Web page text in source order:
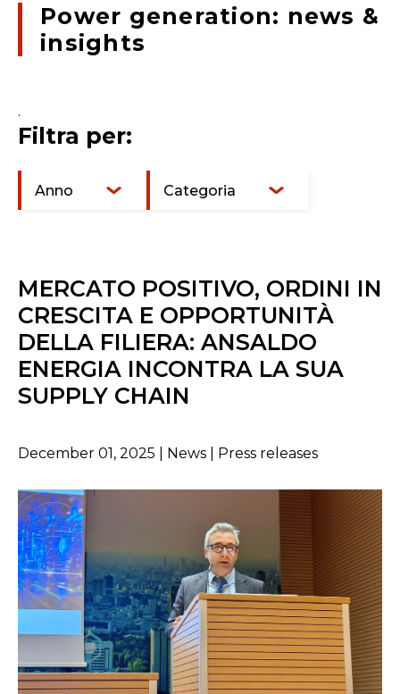
Power generation: news &
insights
.
Filtra per:
Anno Categoria
MERCATO POSITIVO, ORDINI IN
CRESCITA E OPPORTUNITÀ
DELLA FILIERA: ANSALDO
ENERGIA INCONTRA LA SUA
SUPPLY CHAIN
December 01, 2025 | News | Press releases